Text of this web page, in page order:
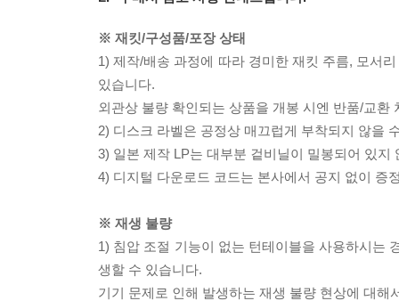
※ 재킷/구성품/포장 상태
1) 제작/배송 과정에 따라 경미한 재킷 주름, 모서
있습니다.
외관상 불량 확인되는 상품을 개봉 시엔 반품/교환
2) 디스크 라벨은 공정상 매끄럽게 부착되지 않을
3) 일본 제작 LP는 대부분 겉비닐이 밀봉되어 있지
4) 디지털 다운로드 코드는 본사에서 공지 없이 증
※ 재생 불량
1) 침압 조절 기능이 없는 턴테이블을 사용하시는
생할 수 있습니다.
기기 문제로 인해 발생하는 재생 불량 현상에 대